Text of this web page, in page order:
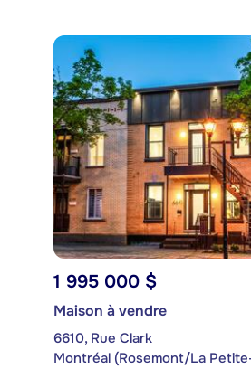
1 995 000 $
Maison à vendre
6610, Rue Clark
Montréal (Rosemont/La